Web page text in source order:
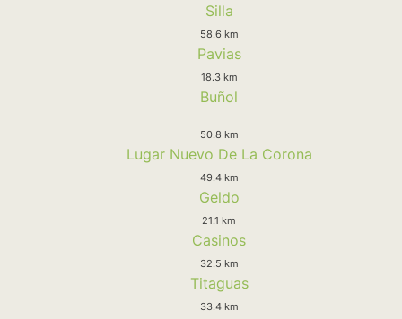
Silla
58.6 km
Pavias
18.3 km
Buñol
50.8 km
Lugar Nuevo De La Corona
49.4 km
Geldo
21.1 km
Casinos
32.5 km
Titaguas
33.4 km